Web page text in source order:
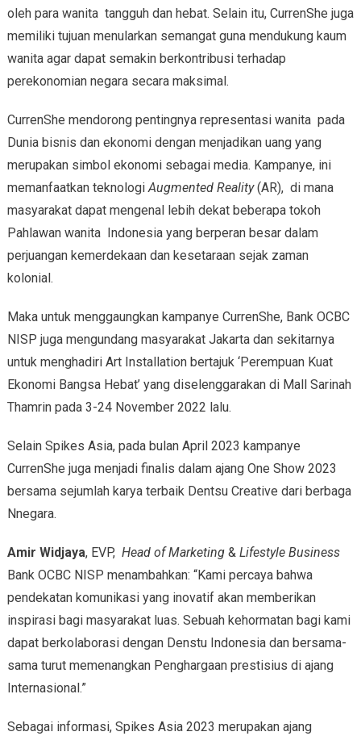
oleh para wanita tangguh dan hebat. Selain itu, CurrenShe juga
memiliki tujuan menularkan semangat guna mendukung kaum
wanita agar dapat semakin berkontribusi terhadap
perekonomian negara secara maksimal.
CurrenShe mendorong pentingnya representasi wanita pada
Dunia bisnis dan ekonomi dengan menjadikan uang yang
merupakan simbol ekonomi sebagai media. Kampanye, ini
memanfaatkan teknologiAugmented Reality(AR), di mana
masyarakat dapat mengenal lebih dekat beberapa tokoh
Pahlawan wanita Indonesia yang berperan besar dalam
perjuangan kemerdekaan dan kesetaraan sejak zaman
kolonial.
Maka untuk menggaungkan kampanye CurrenShe, Bank OCBC
NISP juga mengundang masyarakat Jakarta dan sekitarnya
untuk menghadiri Art Installation bertajuk ‘Perempuan Kuat
Ekonomi Bangsa Hebat’ yang diselenggarakan di Mall Sarinah
Thamrin pada 3-24 November 2022 lalu.
Selain Spikes Asia, pada bulan April 2023 kampanye
CurrenShe juga menjadi finalis dalam ajang One Show 2023
bersama sejumlah karya terbaik Dentsu Creative dari berbaga
Nnegara.
Amir Widjaya, EVP, Head of Marketing& Lifestyle Business
Bank OCBC NISP menambahkan: “Kami percaya bahwa
pendekatan komunikasi yang inovatif akan memberikan
inspirasi bagi masyarakat luas. Sebuah kehormatan bagi kami
dapat berkolaborasi dengan Denstu Indonesia dan bersama-
sama turut memenangkan Penghargaan prestisius di ajang
Internasional.”
Sebagai informasi, Spikes Asia 2023 merupakan ajang